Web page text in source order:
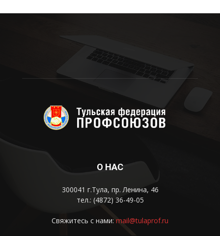
О НАС
300041 г.Тула, пр. Ленина, 46
тел.: (4872) 36-49-05
Свяжитесь с нами: mail@tulaprof.ru